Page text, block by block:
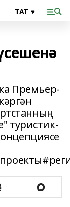
Премьер-
туристик-